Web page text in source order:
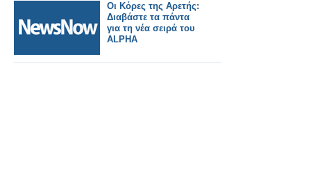
Οι Κόρες της Αρετής:
Διαβάστε τα πάντα
για τη νέα σειρά του
ALPHA